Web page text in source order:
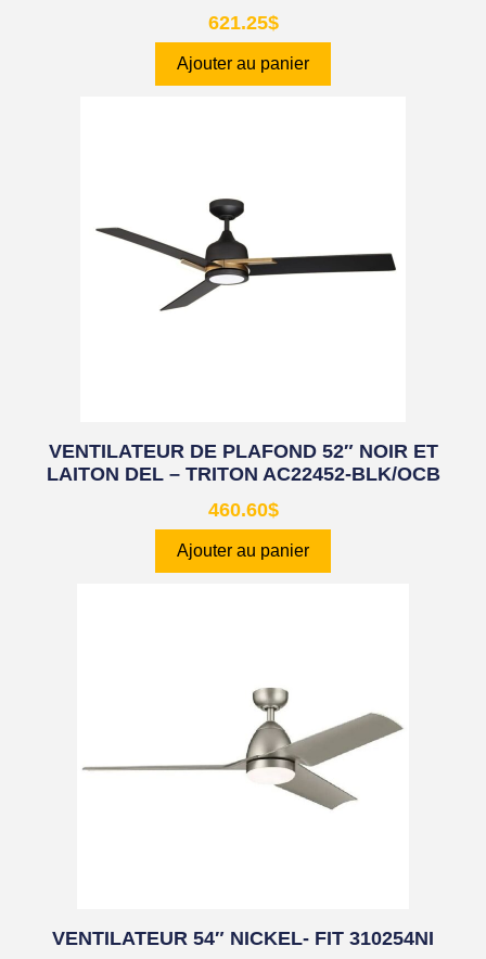
621.25$
Ajouter au panier
VENTILATEUR DE PLAFOND 52″ NOIR ET
LAITON DEL – TRITON AC22452-BLK/OCB
460.60$
Ajouter au panier
VENTILATEUR 54″ NICKEL- FIT 310254NI